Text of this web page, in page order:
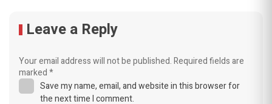
Leave a Reply
Your email address will not be published.Required fields are
marked*
Save my name, email, and website in this browser for
the next time I comment.